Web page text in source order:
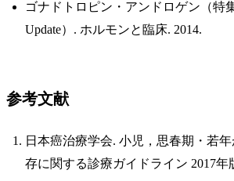
ゴナドトロピン・アンドロゲン（特
Update）. ホルモンと臨床. 2014.
参考文献
日本癌治療学会. 小児，思春期・若
存に関する診療ガイドライン 2017年